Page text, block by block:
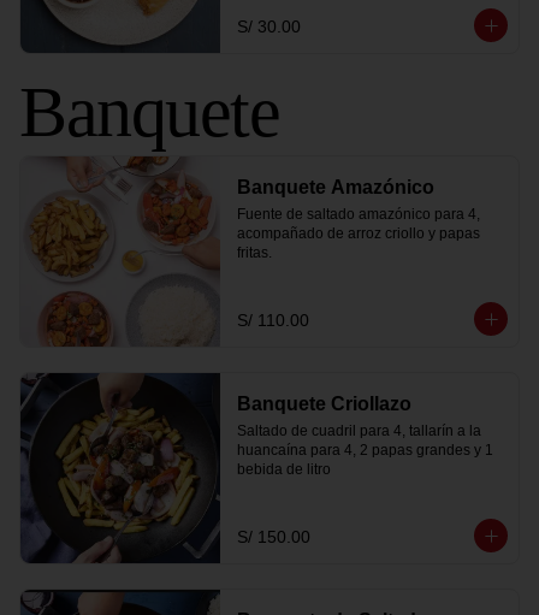
S/ 30.00
Banquete
Banquete Amazónico
Fuente de saltado amazónico para 4,
acompañado de arroz criollo y papas
fritas.
S/ 110.00
Banquete Criollazo
Saltado de cuadril para 4, tallarín a la
huancaína para 4, 2 papas grandes y 1
bebida de litro
S/ 150.00